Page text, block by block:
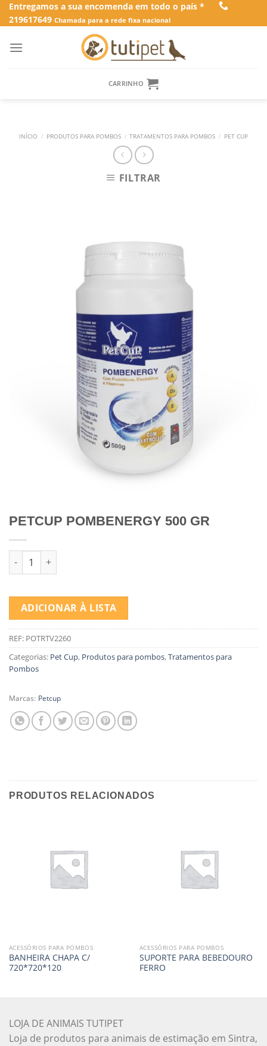
SkipEntregamos a sua encomenda em todo o país *
219617649 Chamada para a rede fixa nacional
CARRINHO
INÍCIO / PRODUTOS PARA POMBOS / TRATAMENTOS PARA POMBOS / PET CUP
FILTRAR
PETCUP POMBENERGY 500 GR
Quantidade de PETCUP POMBENERGY 500 GR
ADICIONAR À LISTA
REF: POTRTV2260
Categorias: Pet Cup, Produtos para pombos,Tratamentos para
Pombos
Marcas: Petcup
PRODUTOS RELACIONADOS
ACESSÓRIOS PARA POMBOS
BANHEIRA CHAPA C/
720*720*120
ACESSÓRIOS PARA POMBOS
SUPORTE PARA BEBEDOURO
FERRO
LOJA DE ANIMAIS TUTIPET
Loja de produtos para animais de estimação em Sintra,